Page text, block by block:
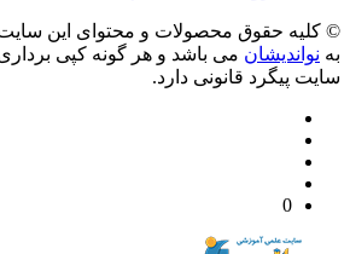
حقوق محصولات و محتوای اين سایت
می باشد و هر گونه کپی برداری از
پیگرد قانونی دارد.